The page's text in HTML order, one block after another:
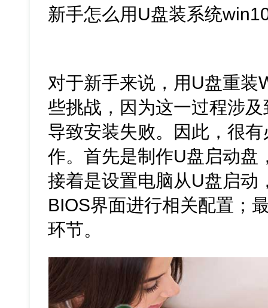
新手怎么用U盘装系统
对于新手来说，用U盘重装
些挑战，因为这一过程涉
导致安装失败。因此，很
作。首先是制作U盘启动盘
接着是设置电脑从U盘启动
BIOS界面进行相关配置；
环节。